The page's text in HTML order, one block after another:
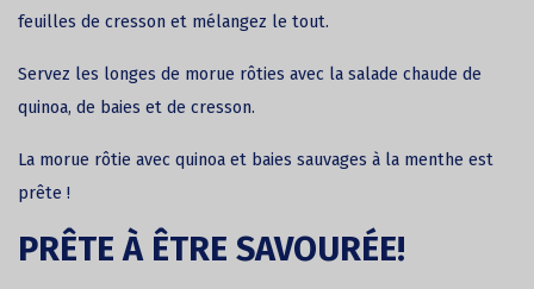
feuilles de cresson et mélangez le tout.
Servez les longes de morue rôties avec la salade chaude de
quinoa, de baies et de cresson.
La morue rôtie avec quinoa et baies sauvages à la menthe est
prête !
PRÊTE À ÊTRE SAVOURÉE!